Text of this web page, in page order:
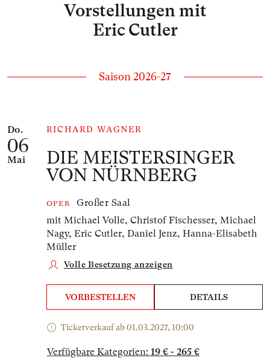
Vorstellungen mit
Eric Cutler
Saison 2026-27
Do.
06
Mai
RICHARD WAGNER
DIE MEISTERSINGER
VON NÜRNBERG
OPER
Großer Saal
mit Michael Volle, Christof Fischesser, Michael
Nagy, Eric Cutler, Daniel Jenz, Hanna-Elisabeth
Müller
Volle Besetzung anzeigen
VORBESTELLEN DETAILS
Ticketverkauf ab 01.03.2027, 10:00
Verfügbare Kategorien: 19 € - 265 €